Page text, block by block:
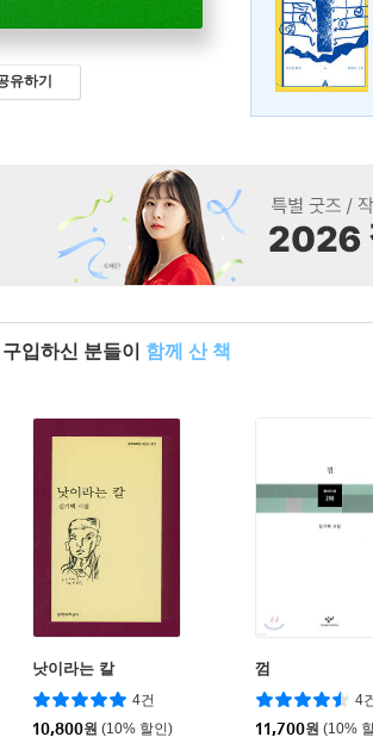
유하기
입하신 분들이 함께 산 책
낫이라는 칼
4건
10,800원 (10% 할인)
껌
4
11,700원 (10%